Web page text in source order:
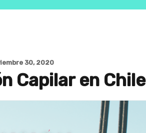
30, 2020
Capilar en Chile